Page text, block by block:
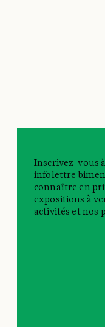
Inscrivez-vous
infolettre
connaître en
expositions à
activités et nos